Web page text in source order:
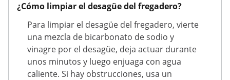
¿Cómo limpiar el desagüe del fregadero?
Para limpiar el desagüe del fregadero, vierte
una mezcla de bicarbonato de sodio y
vinagre por el desagüe, deja actuar durante
unos minutos y luego enjuaga con agua
caliente. Si hay obstrucciones, usa un